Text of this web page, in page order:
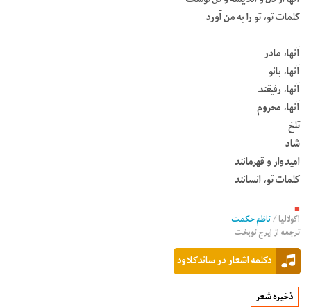
کلمات تو، تو را به من آورد
آنها، مادر
آنها، بانو
آنها، رفیقند
آنها، محروم
تلخ
شاد
امیدوار و قهرمانند
کلمات تو، انسانند
■
اکولالیا/ناظم حکمت
ترجمه ازایرج نوبخت
دکلمه اشعار در ساندکلاود
ذخیره شعر